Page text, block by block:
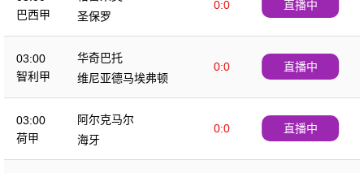
巴西甲
0:0
圣保罗
直播中
03:00
智利甲
华奇巴托
0:0
维尼亚德马埃弗顿
直播中
03:00
荷甲
阿尔克马尔
0:0
海牙
直播中